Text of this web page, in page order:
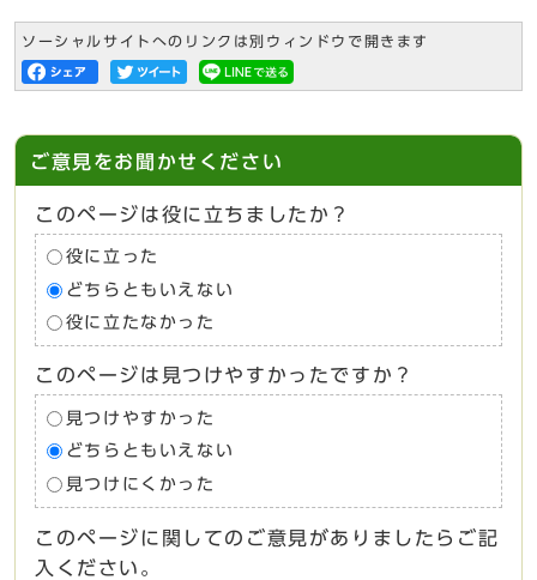
ソーシャルサイトへのリンクは別ウィンドウで開きます
ご意見をお聞かせください
このページは役に立ちましたか？
役に立った
どちらともいえない
役に立たなかった
このページは見つけやすかったですか？
見つけやすかった
どちらともいえない
見つけにくかった
このページに関してのご意見がありましたらご記
入ください。